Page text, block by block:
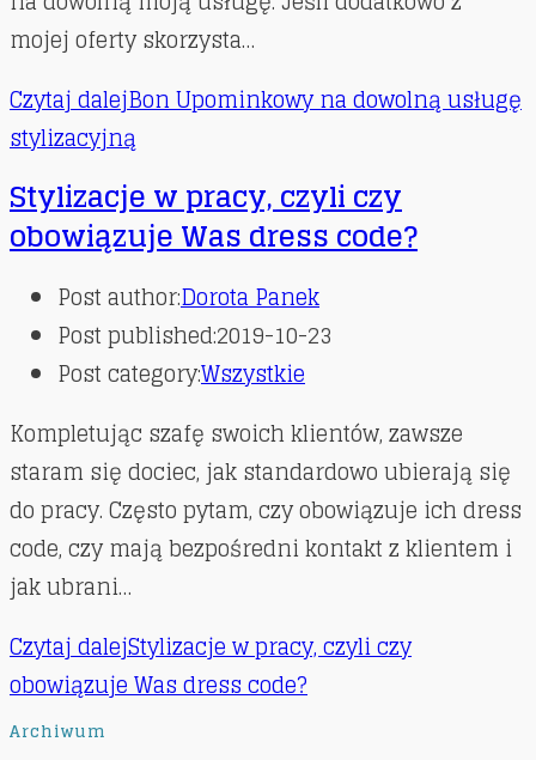
mojej oferty skorzysta…
Czytaj dalejBon Upominkowy na dowolną usługę
stylizacyjną
Stylizacje w pracy, czyli czy
obowiązuje Was dress code?
Post author:Dorota Panek
Post published:2019-10-23
Post category:Wszystkie
Kompletując szafę swoich klientów, zawsze
staram się dociec, jak standardowo ubierają się
do pracy. Często pytam, czy obowiązuje ich dress
code, czy mają bezpośredni kontakt z klientem i
jak ubrani…
Czytaj dalejStylizacje w pracy, czyli czy
obowiązuje Was dress code?
Archiwum